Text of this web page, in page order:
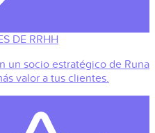
DE RRHH
un socio estratégico de Runa
valor a tus clientes.